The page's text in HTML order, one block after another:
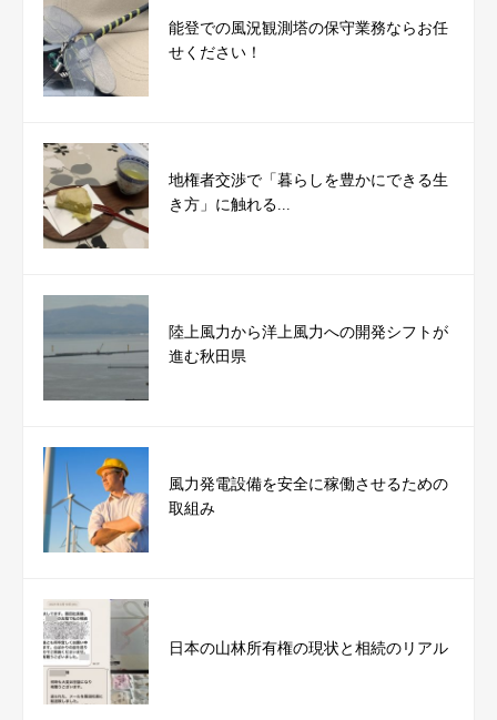
能登での風況観測塔の保守業務ならお任
せください！
地権者交渉で「暮らしを豊かにできる生
き方」に触れる...
陸上風力から洋上風力への開発シフトが
進む秋田県
風力発電設備を安全に稼働させるための
取組み
日本の山林所有権の現状と相続のリアル